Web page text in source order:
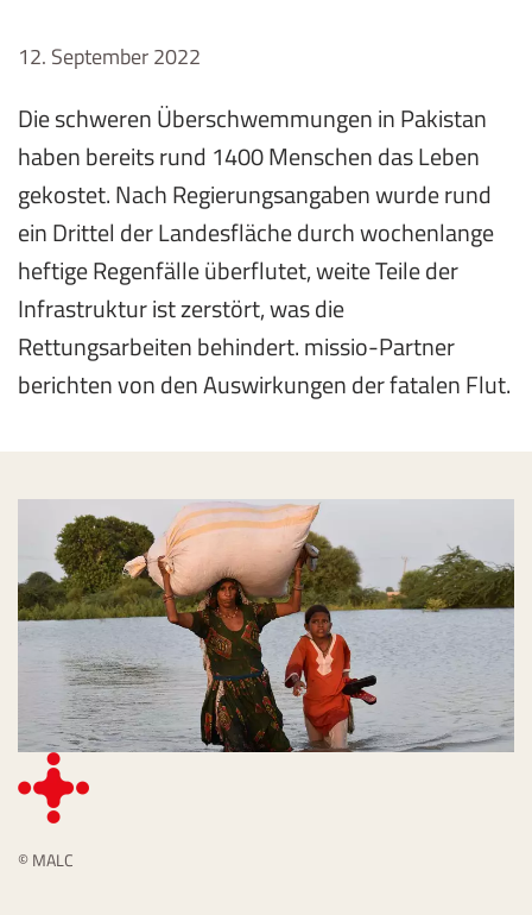
12. September 2022
Die schweren Überschwemmungen in Pakistan
haben bereits rund 1400 Menschen das Leben
gekostet. Nach Regierungsangaben wurde rund
ein Drittel der Landesfläche durch wochenlange
heftige Regenfälle überflutet, weite Teile der
Infrastruktur ist zerstört, was die
Rettungsarbeiten behindert. missio-Partner
berichten von den Auswirkungen der fatalen Flut.
© MALC